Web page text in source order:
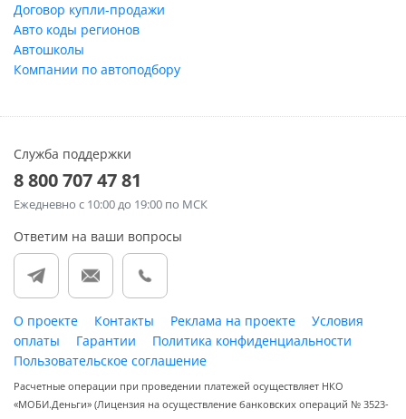
Договор купли-продажи
Авто коды регионов
Автошколы
Компании по автоподбору
Служба поддержки
8 800 707 47 81
Ежедневно с 10:00 до 19:00 по МСК
Ответим на ваши вопросы
О проекте Контакты Реклама на проекте
Условия
оплаты
Гарантии
Политика конфиденциальности
Пользовательское соглашение
Расчетные операции при проведении платежей осуществляет НКО
«МОБИ.Деньги» (Лицензия на осуществление банковских операций № 3523-